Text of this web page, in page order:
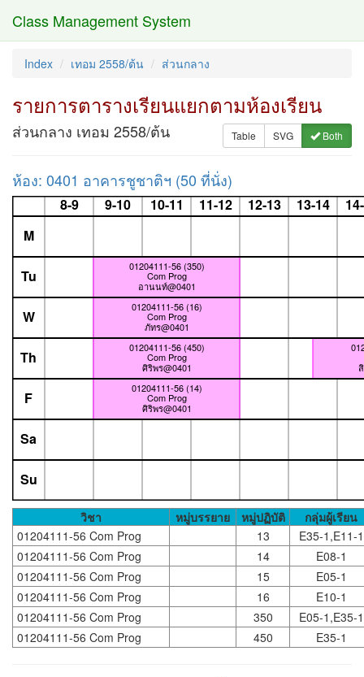
Class Management System
Index เทอม 2558/ต้น ส่วนกลาง
รายการตารางเรียนแยกตามห้องเรียน
ส่วนกลาง เทอม 2558/ต้น Table SVG Both
ห้อง: 0401 อาคารชูชาติฯ (50 ที่นั่ง)
8-9 9-10 10-11 11-12 12-13 13-14
01204111-56 (14)
Com Prog
ศิริพร@0401
01204111-56 (16)
Com Prog
ภัทร@0401
01204111-56 (350)
Com Prog
อานนท์@0401
01204111-56 (450)
Com Prog
ศิริพร@0401
M
Tu
W
Th
F
Sa
Su
วิชา หมู่บรรยาย หมู่ปฏิบัติ
กลุ่มผู้เรียน
01204111-56 Com Prog
13
E35-1,E11-1
01204111-56 Com Prog
14
E08-1
01204111-56 Com Prog
15
E05-1
01204111-56 Com Prog
16
E10-1
01204111-56 Com Prog
350
E05-1,E35-1
01204111-56 Com Prog
450 E35-1